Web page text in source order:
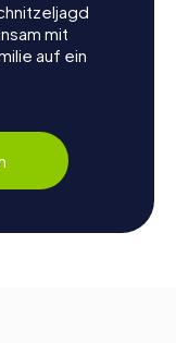
mit
auf ein